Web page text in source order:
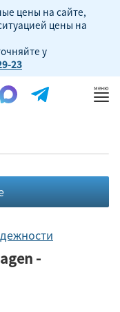
цены на сайте,
цены на
у
23
-